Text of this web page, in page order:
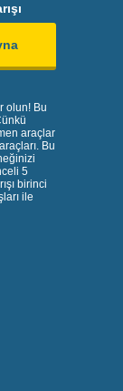
olun! Bu
araçlar
Bu
5
birinci
ile